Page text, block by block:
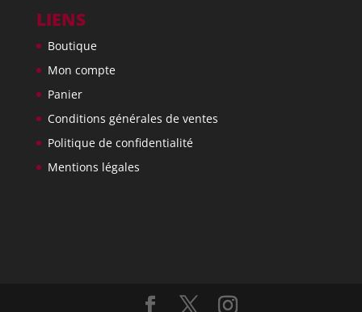
LIENS
Boutique
Mon compte
Panier
Conditions générales de ventes
Politique de confidentialité
Mentions légales